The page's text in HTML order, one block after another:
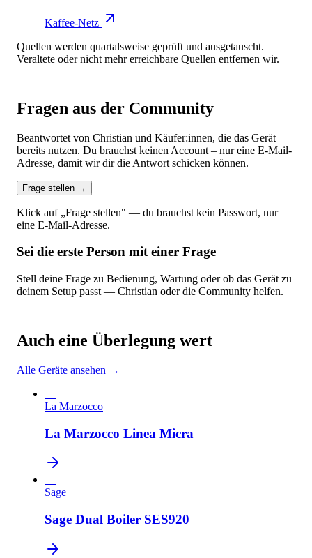
Kaffee-Netz
Quellen werden quartalsweise geprüft und ausgetauscht.
Veraltete oder nicht mehr erreichbare Quellen entfernen wir.
Fragen aus der Community
Beantwortet von Christian und Käufer:innen, die das Gerät
bereits nutzen. Du brauchst keinen Account – nur eine E-Mail-
Adresse, damit wir dir die Antwort schicken können.
Frage stellen →
Klick auf „Frage stellen" — du brauchst kein Passwort, nur
eine E-Mail-Adresse.
Sei die erste Person mit einer Frage
Stell deine Frage zu Bedienung, Wartung oder ob das Gerät zu
deinem Setup passt — Christian oder die Community helfen.
Auch eine Überlegung wert
Alle Geräte ansehen →
—
La Marzocco
La Marzocco Linea Micra
—
Sage
Sage Dual Boiler SES920